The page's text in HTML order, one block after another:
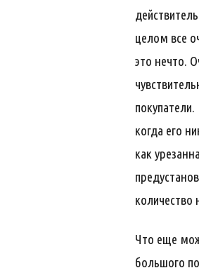
целом все
это нечто.
когда его
как
количество
Что еще
большого